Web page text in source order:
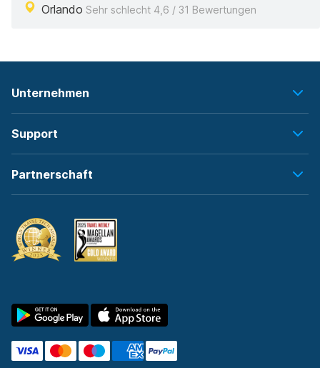
Orlando Sehr schlecht 4,6 / 31 Bewertungen
Unternehmen
Support
Partnerschaft